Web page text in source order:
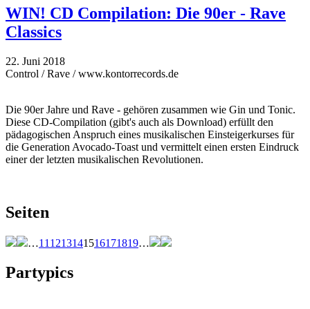
WIN! CD Compilation: Die 90er - Rave
Classics
22. Juni 2018
Control / Rave / www.kontorrecords.de
Die 90er Jahre und Rave - gehören zusammen wie Gin und Tonic.
Diese CD-Compilation (gibt's auch als Download) erfüllt den
pädagogischen Anspruch eines musikalischen Einsteigerkurses für
die Generation Avocado-Toast und vermittelt einen ersten Eindruck
einer der letzten musikalischen Revolutionen.
Seiten
…11 1213141516171819…
Partypics